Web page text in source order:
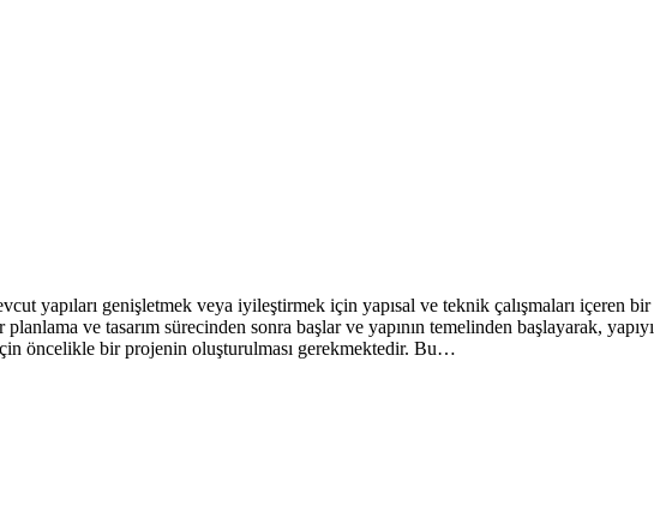
yapıları genişletmek veya iyileştirmek için yapısal ve teknik çalışmaları içeren bir
ve tasarım sürecinden sonra başlar ve yapının temelinden başlayarak, yapıyı
öncelikle bir projenin oluşturulması gerekmektedir. Bu…